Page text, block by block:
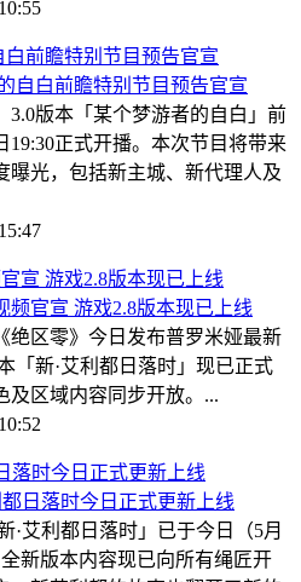
自白前瞻特别节目预告官宣
3.0版本「某个梦游者的自白」前
19:30正式开播。本次节目将带来
曝光，包括新主城、新代理人及
频官宣 游戏2.8版本现已上线
绝区零》今日发布普罗米娅最新
「新·艾利都日落时」现已正式
及区域内容同步开放。...
日落时今日正式更新上线
·艾利都日落时」已于今日（5月
新版本内容现已向所有绳匠开